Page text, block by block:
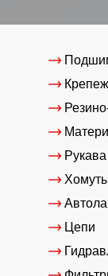
Крепеж
Цепи